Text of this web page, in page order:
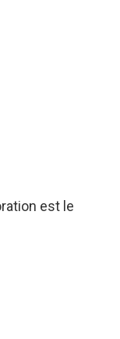
est le